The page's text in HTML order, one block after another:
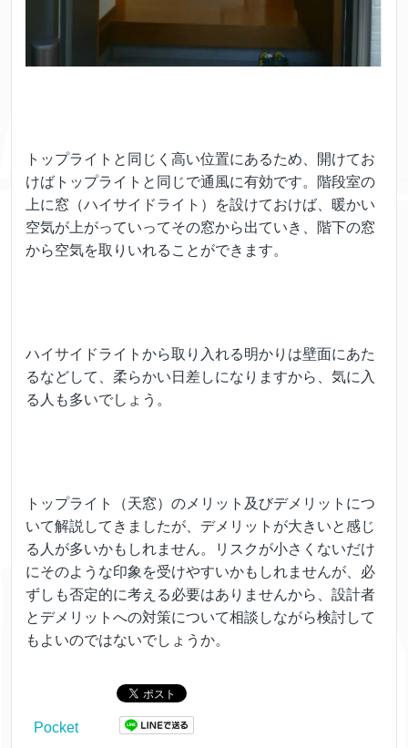
トップライトと同じく高い位置にあるため、開けてお
けばトップライトと同じで通風に有効です。階段室の
上に窓（ハイサイドライト）を設けておけば、暖かい
空気が上がっていってその窓から出ていき、階下の窓
から空気を取りいれることができます。
ハイサイドライトから取り入れる明かりは壁面にあた
るなどして、柔らかい日差しになりますから、気に入
る人も多いでしょう。
トップライト（天窓）のメリット及びデメリットにつ
いて解説してきましたが、デメリットが大きいと感じ
る人が多いかもしれません。リスクが小さくないだけ
にそのような印象を受けやすいかもしれませんが、必
ずしも否定的に考える必要はありませんから、設計者
とデメリットへの対策について相談しながら検討して
もよいのではないでしょうか。
Pocket